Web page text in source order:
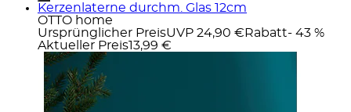
Kerzenlaterne durchm. Glas 12cm
OTTO home
Ursprünglicher PreisUVP 24,90 € Rabatt- 43 %
Aktueller Preis13,99 €